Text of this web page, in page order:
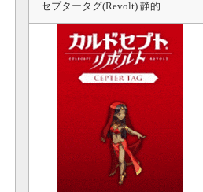
セプタータグ(Revolt) 静的